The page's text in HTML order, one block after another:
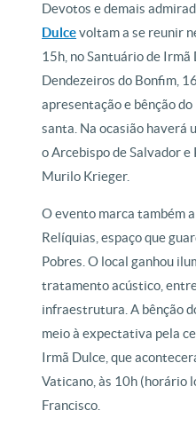
Devotos e demais
Dulcevoltam a se reunir
15h, no Santuário de Irmã
Dendezeiros do Bonfim,
apresentação e bênção
santa. Na ocasião haverá
o Arcebispo de Salvador
Murilo Krieger.
O evento marca também
Relíquias, espaço que
Pobres. O local ganhou
tratamento acústico,
infraestrutura. A bênção
meio à expectativa pela
Irmã Dulce, que
Vaticano, às 10h (horário
Francisco.